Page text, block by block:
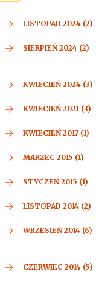
LISTOPAD 2024 (2)
SIERPIEŃ 2024 (2)
KWIECIEŃ 2024 (3)
KWIECIEŃ 2021 (3)
KWIECIEŃ 2017 (1)
MARZEC 2015 (1)
STYCZEŃ 2015 (1)
LISTOPAD 2014 (2)
WRZESIEŃ 2014 (6)
CZERWIEC 2014 (5)